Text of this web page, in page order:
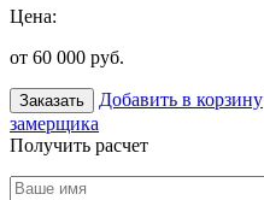
Цена:
от 60 000 руб.
Заказать Добавить в корзину
замерщика
Получить расчет